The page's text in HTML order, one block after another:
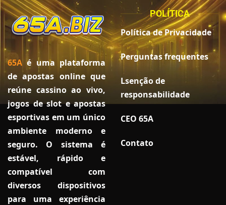
65A é uma plataforma
de apostas online que
reúne cassino ao vivo,
jogos de slot e apostas
esportivas em um único
ambiente moderno e
seguro. O sistema é
estável, rápido e
compatível com
diversos dispositivos
para uma experiência
POLÍTICA
Política de Privacidade
Perguntas frequentes
Lsenção de
responsabilidade
CEO 65A
Contato